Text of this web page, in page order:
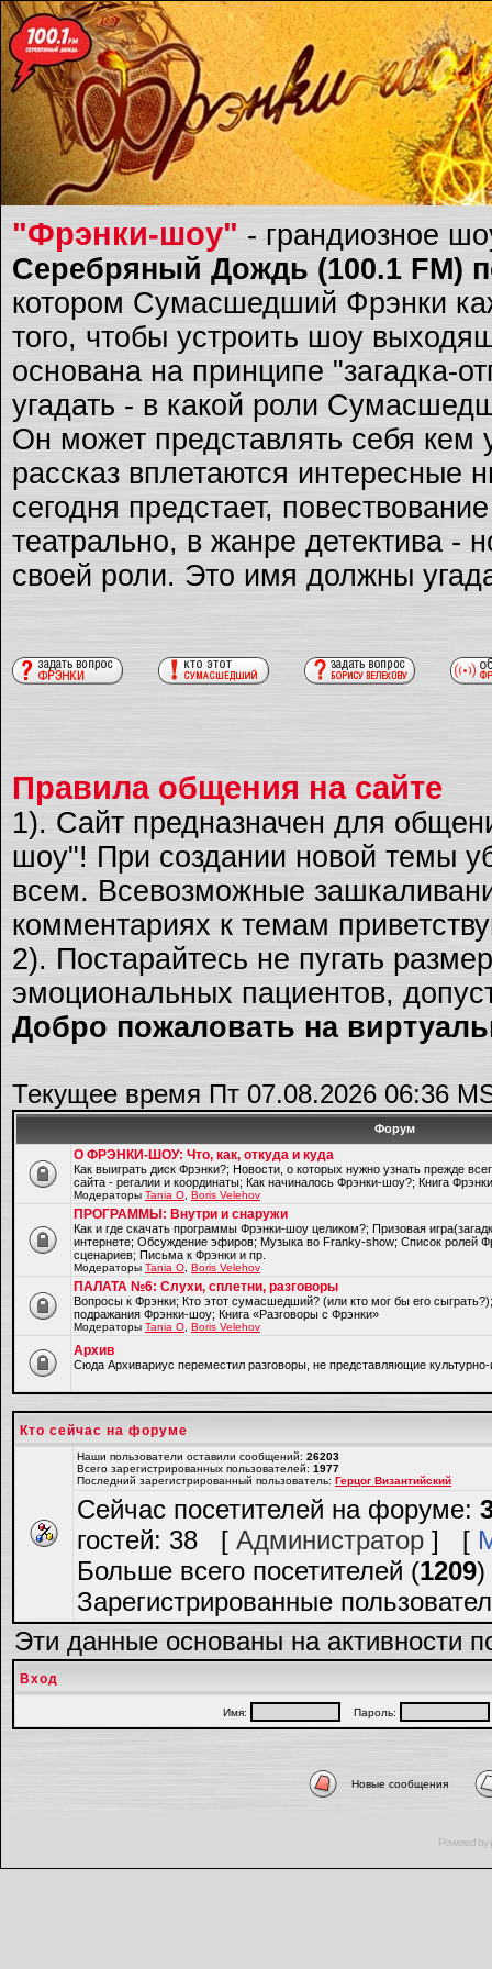
"Фрэнки-шоу" - грандиозное
Серебряный Дождь (100.1 FM)
котором Сумасшедший Фрэнки
того, чтобы устроить шоу
основана на принципе "загадка-
угадать - в какой роли
Он может представлять себя
рассказ вплетаются интересные
сегодня предстает,
театрально, в жанре детектива -
своей роли. Это имя должны
Правила общения на сайте
1). Сайт предназначен для
шоу"! При создании новой темы
всем. Всевозможные
комментариях к темам
2). Постарайтесь не пугать
эмоциональных пациентов,
Добро пожаловать на
Текущее время Пт 07.08.2026 06:36
Форум
О ФРЭНКИ-ШОУ: Что, как, откуда и куда
Как выиграть диск Фрэнки?; Новости, о которых нужно узнать прежде
сайта - регалии и координаты; Как начиналось Фрэнки-шоу?; Книга
Модераторы Tania O Boris Velehov
ПРОГРАММЫ: Внутри и снаружи
Как и где скачать программы Фрэнки-шоу целиком?; Призовая
интернете; Обсуждение эфиров; Музыка во Franky-show; Список ролей
сценариев; Письма к Фрэнки и пр.
Модераторы Tania O Boris Velehov
ПАЛАТА №6: Слухи, сплетни, разговоры
Вопросы к Фрэнки; Кто этот сумасшедший? (или кто мог бы его
подражания Фрэнки-шоу; Книга «Разговоры с Фрэнки»
Модераторы Tania O Boris Velehov
Архив
Cюда Архивариус переместил разговоры, не представляющие культурно-
Кто сейчас на форуме
Наши пользователи оставили сообщений: 26203
Всего зарегистрированных пользователей: 1977
Последний зарегистрированный пользователь: Герцог Византийский
Сейчас посетителей на форуме:
гостей: 38 [ Администратор ] [
Больше всего посетителей (1209)
Зарегистрированные
Эти данные основаны на активности
Вход
Имя: Пароль:
Новые сообщения
Powered by